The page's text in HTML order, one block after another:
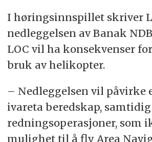
I høringsinnspillet skriver
nedleggelsen av Banak
LOC vil ha konsekvenser
bruk av helikopter.
– Nedleggelsen vil påvirke
ivareta beredskap,
redningsoperasjoner, som
mulighet til å fly Area